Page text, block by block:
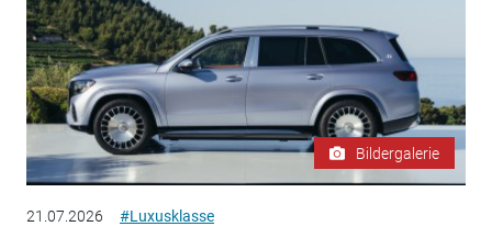
Bildergalerie
21.07.2026 #Luxusklasse